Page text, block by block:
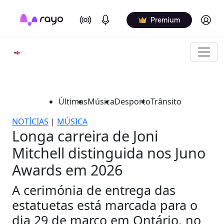
On Air Podcasts Premium Log in
ÚltimasMúsicaDesportoTrânsito
NOTÍCIAS | MÚSICA
Longa carreira de Joni
Mitchell distinguida nos Juno
Awards em 2026
A cerimónia de entrega das
estatuetas está marcada para o
dia 29 de março em Ontário, no